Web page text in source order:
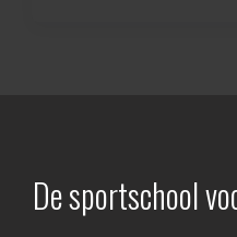
De sportschool